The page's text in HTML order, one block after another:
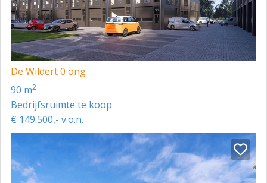
Vloerbelasting:
Begane grond: ca. 1.000 kg/m²
Verdieping: ca. 500 kg/m²
Locatie & bereikbaarheid
Gelegen op het kleinschalige bedrijventerrein De
Wildert, tussen Dongen en Tilburg.
De locatie is uitstekend bereikbaar: Directe aansluiting
via de Noordwesttangent
Nabij snelwegen A261, A58 en A65
De Wildert 0 ong
90 m2
Bedrijfsruimte te koop
€ 149.500,- v.o.n.